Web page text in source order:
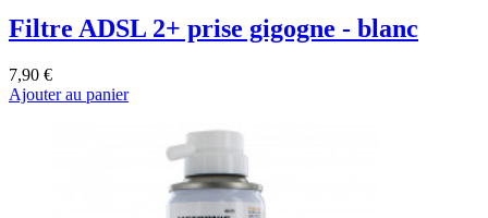
Filtre ADSL 2+ prise gigogne - blanc
7,90 €
Ajouter au panier